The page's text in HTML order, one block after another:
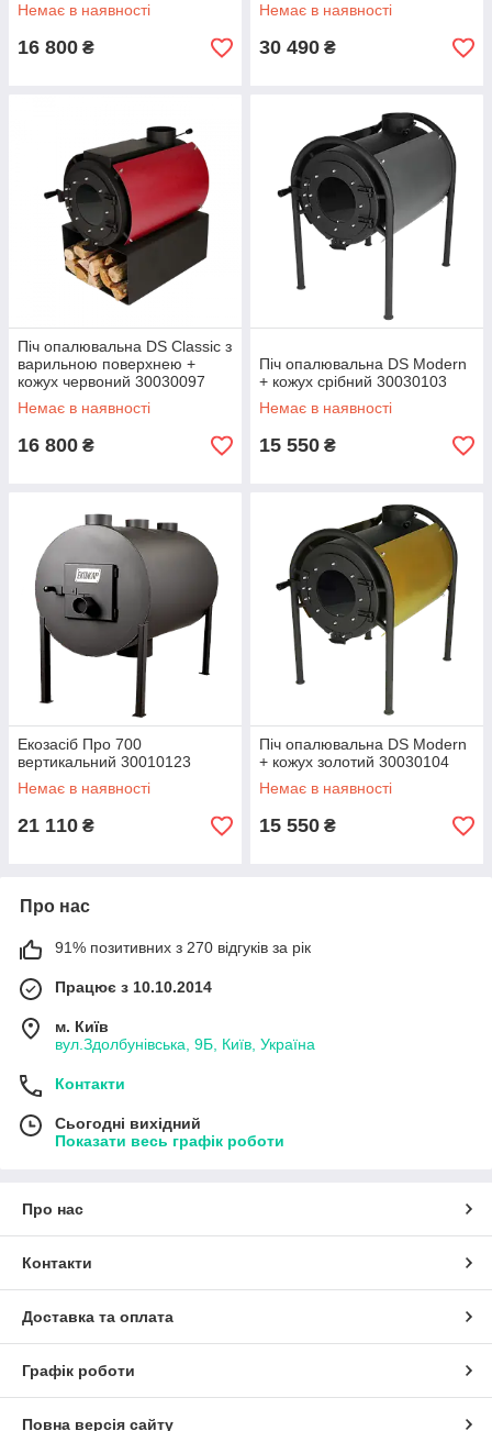
Немає в наявності
16 800 ₴
Немає в наявності
30 490 ₴
Піч опалювальна DS Classic з
варильною поверхнею +
кожух червоний 30030097
Немає в наявності
16 800 ₴
Піч опалювальна DS Modern
+ кожух срібний 30030103
Немає в наявності
15 550 ₴
Екозасіб Про 700
вертикальний 30010123
Немає в наявності
21 110 ₴
Піч опалювальна DS Modern
+ кожух золотий 30030104
Немає в наявності
15 550 ₴
Про нас
91% позитивних з 270 відгуків за рік
Працює з 10.10.2014
м. Київ
вул.Здолбунівська, 9Б, Київ, Україна
Контакти
Сьогодні вихідний
Показати весь графік роботи
Про нас
Контакти
Доставка та оплата
Графік роботи
Повна версія сайту